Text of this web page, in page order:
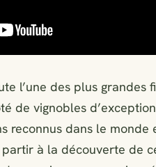
l’une des plus grandes
de vignobles
reconnus dans le monde
à la découverte de